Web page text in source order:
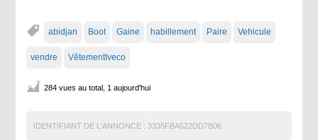
abidjan Boot Gaine habillement Paire Vehicule
vendre VêtementIveco
284 vues au total, 1 aujourd'hui
IDENTIFIANT DE L'ANNONCE : 3335FBA522DD7B06